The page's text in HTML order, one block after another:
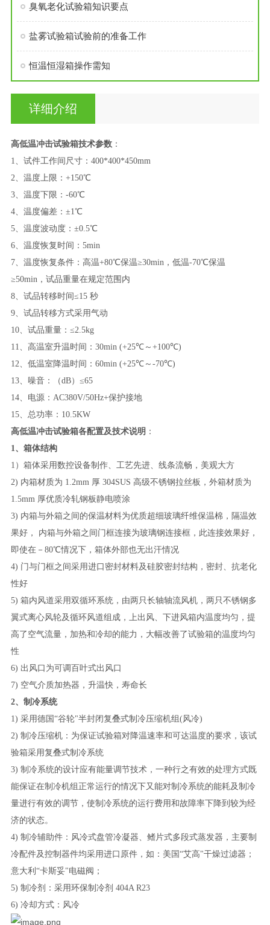
臭氧老化试验箱知识要点
盐雾试验箱试验前的准备工作
恒温恒湿箱操作需知
详细介绍
高低温冲击试验箱技术参数：
1、试件工作间尺寸：400*400*450mm
2、温度上限：+150℃
3、温度下限：-60℃
4、温度偏差：±1℃
5、温度波动度：±0.5℃
6、温度恢复时间：5min
7、温度恢复条件：高温+80℃保温≥30min，低温-70℃保温
≥50min，试品重量在规定范围内
8、试品转移时间≤15 秒
9、试品转移方式采用气动
10、试品重量：≤2.5kg
11、高温室升温时间：30min (+25℃～+100℃)
12、低温室降温时间：60min (+25℃～-70℃)
13、噪音：（dB）≤65
14、电源：AC380V/50Hz+保护接地
15、总功率：10.5KW
高低温冲击试验箱各配置及技术说明 ：
1、箱体结构
1）箱体采用数控设备制作、工艺先进、线条流畅，美观大方
2) 内箱材质为 1.2mm 厚 304SUS 高级不锈钢拉丝板，外箱材质为
1.5mm 厚优质冷轧钢板静电喷涂
3) 内箱与外箱之间的保温材料为优质超细玻璃纤维保温棉，隔温效
果好， 内箱与外箱之间门框连接为玻璃钢连接框，此连接效果好，
即使在－80℃情况下，箱体外部也无出汗情况
4) 门与门框之间采用进口密封材料及硅胶密封结构，密封、抗老化
性好
5) 箱内风道采用双循环系统，由两只长轴轴流风机，两只不锈钢多
翼式离心风轮及循环风道组成，上出风、下进风箱内温度均匀，提
高了空气流量，加热和冷却的能力，大幅改善了试验箱的温度均匀
性
6) 出风口为可调百叶式出风口
7) 空气介质加热器，升温快，寿命长
2、制冷系统
1) 采用德国“谷轮"半封闭复叠式制冷压缩机组(风冷)
2) 制冷压缩机：为保证试验箱对降温速率和可达温度的要求，该试
验箱采用复叠式制冷系统
3) 制冷系统的设计应有能量调节技术，一种行之有效的处理方式既
能保证在制冷机组正常运行的情况下又能对制冷系统的能耗及制冷
量进行有效的调节，使制冷系统的运行费用和故障率下降到较为经
济的状态。
4) 制冷辅助件：风冷式盘管冷凝器、鳍片式多段式蒸发器，主要制
冷配件及控制器件均采用进口原件，如：美国“艾高"干燥过滤器；
意大利“卡斯妥"电磁阀；
5) 制冷剂：采用环保制冷剂 404A R23
6) 冷却方式：风冷